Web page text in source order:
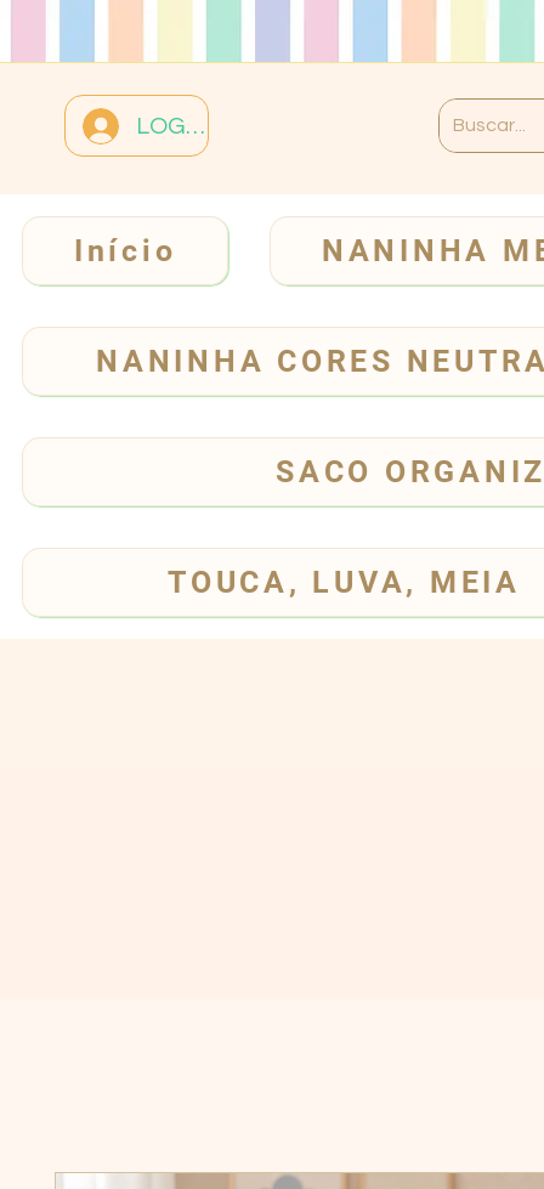
LOGIN
Início NANINHA
NANINHA CORES
SACO
TOUCA, LUVA, MEIA